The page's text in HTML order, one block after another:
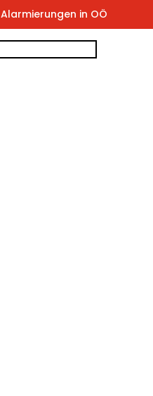
Alarmierungen in OÖ